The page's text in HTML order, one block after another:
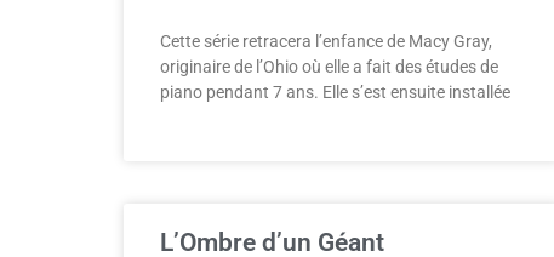
Cette série retracera l’enfance de Macy Gray,
originaire de l’Ohio où elle a fait des études de
piano pendant 7 ans. Elle s’est ensuite installée
L’Ombre d’un Géant